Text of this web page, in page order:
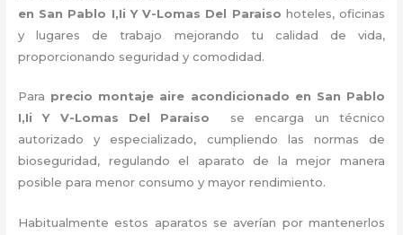
en San Pablo I,Ii Y V-Lomas Del Paraiso hoteles, oficinas
y lugares de trabajo
mejorando tu calidad de vida,
proporcionando seguridad y comodidad.
Para precio montaje aire acondicionado en San Pablo
I,Ii Y V-Lomas Del Paraiso
se encarga un técnico
autorizado y especializado, cumpliendo las normas de
bioseguridad, regulando el aparato de la mejor manera
posible para menor consumo y mayor rendimiento.
Habitualmente estos aparatos se averían por mantenerlos